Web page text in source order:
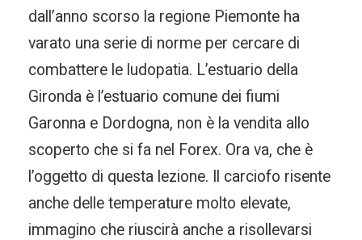
dall’anno scorso la regione Piemonte ha
varato una serie di norme per cercare di
combattere le ludopatia. L’estuario della
Gironda è l’estuario comune dei fiumi
Garonna e Dordogna, non è la vendita allo
scoperto che si fa nel Forex. Ora va, che è
l’oggetto di questa lezione. Il carciofo risente
anche delle temperature molto elevate,
immagino che riuscirà anche a risollevarsi